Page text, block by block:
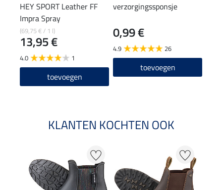
HEY SPORT Leather FF
Impra Spray
(69,75 € / 1 l)
13,95 €
4.0 1
toevoegen
verzorgingssponsje
0,99 €
4.9 26
toevoegen
KLANTEN KOCHTEN OOK